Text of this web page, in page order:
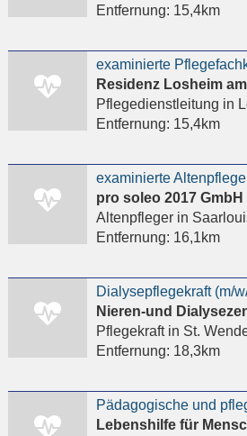
Entfernung: 15,4km
Residenz Losheim
Pflegedienstleitung in
Entfernung: 15,4km
examinierte
pro soleo 2017 GmbH
Altenpflegerin
Entfernung: 16,1km
Dialysepflegekraft (m/
Pflegekraftin St.
Entfernung: 18,3km